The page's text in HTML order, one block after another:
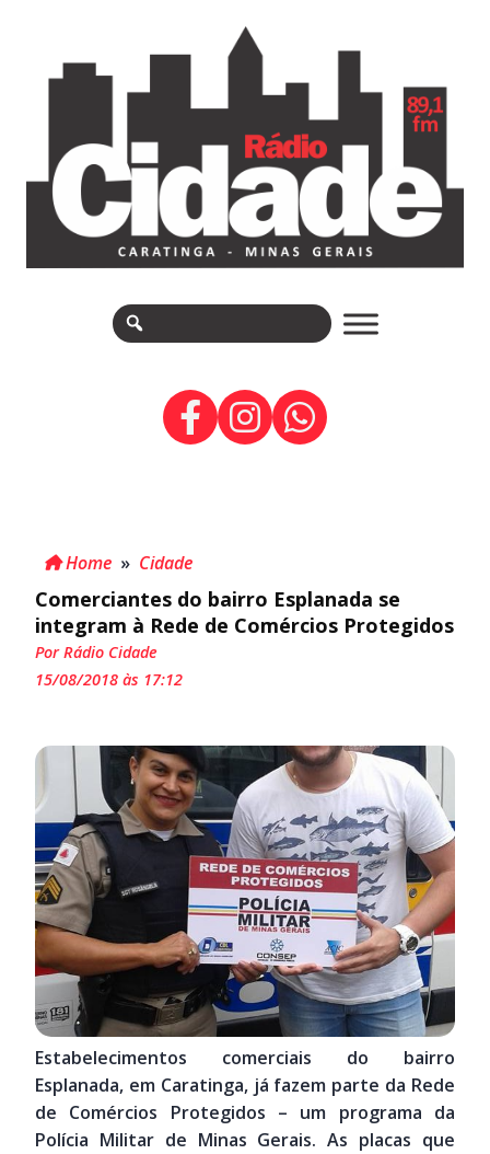
Home » Cidade
Comerciantes do bairro Esplanada se
integram à Rede de Comércios Protegidos
Por Rádio Cidade
15/08/2018 às 17:12
Estabelecimentos comerciais do bairro
Esplanada, em Caratinga, já fazem parte da Rede
de Comércios Protegidos – um programa da
Polícia Militar de Minas Gerais. As placas que